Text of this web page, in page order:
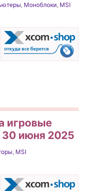
Моноблоки MSI
игровые
июня 2025
MSI